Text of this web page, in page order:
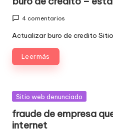
4 comentarios
Actualizar buro de credito
Leer más
Publicada
Sitio web denunciado
fraude de empresa
internet